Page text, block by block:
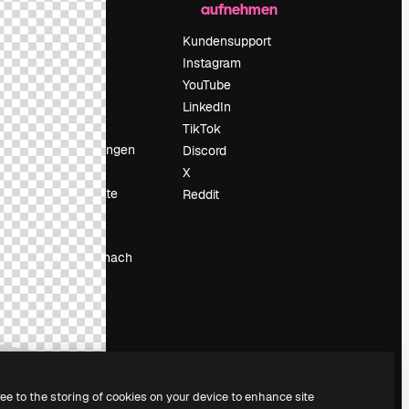
Preise
Über uns
Reviews
Karriere
Suchtrends
Blog
Veranstaltungen
Slidesgo
Deine Inhalte
verkaufen
Pressesaal
Suchst du nach
magnific.ai
aufnehmen
Kundensupport
Instagram
YouTube
LinkedIn
TikTok
Discord
X
Reddit
to the storing of cookies on your device to enhance site